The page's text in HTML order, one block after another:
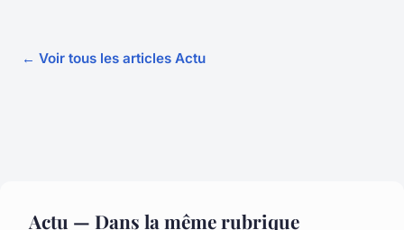
← Voir tous les articles Actu
Actu — Dans la même rubrique